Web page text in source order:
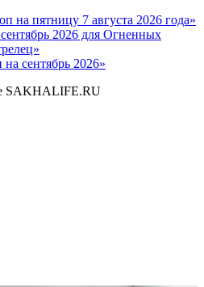
на пятницу 7 августа 2026 года»
2026 для Огненных
сентябрь 2026»
SAKHALIFE.RU